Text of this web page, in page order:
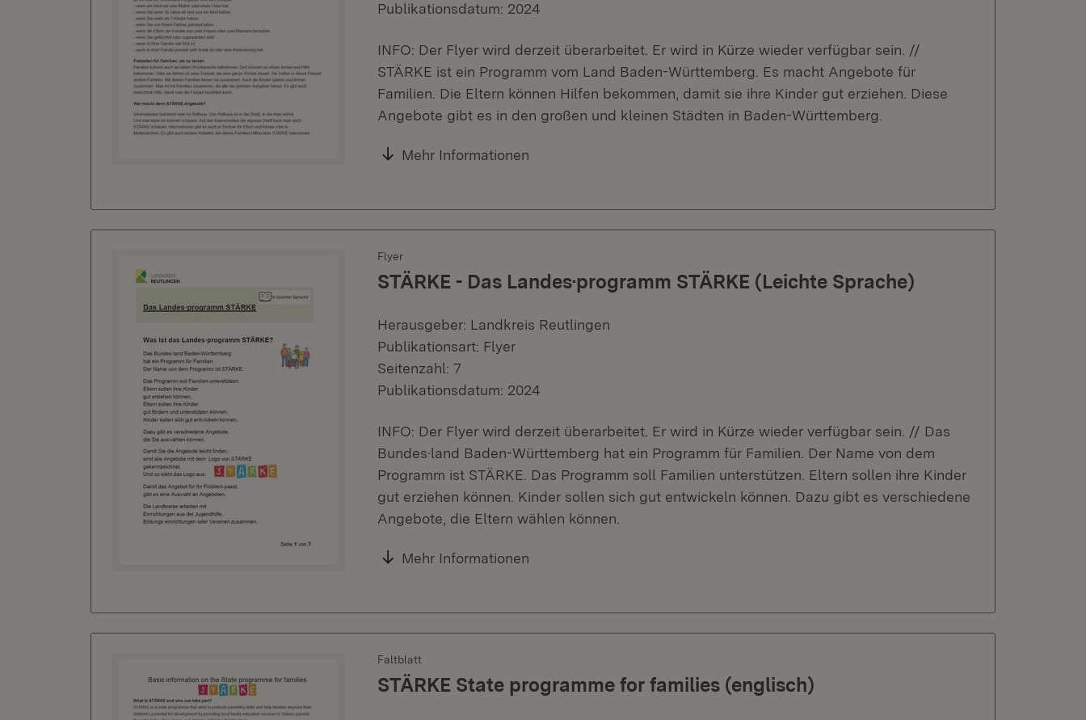
Publikationsdatum: 2024
INFO: Der Flyer wird derzeit überarbeitet. Er wird in Kürze wieder verfügbar sein. //
STÄRKE ist ein Programm vom Land Baden-Württemberg. Es macht Angebote für
Familien. Die Eltern können Hilfen bekommen, damit sie ihre Kinder gut erziehen. Diese
Angebote gibt es in den großen und kleinen Städten in Baden-Württemberg.
Mehr Informationen
Flyer
STÄRKE - Das Landes·programm STÄRKE (Leichte Sprache)
Herausgeber: Landkreis Reutlingen
Publikationsart: Flyer
Seitenzahl: 7
Publikationsdatum: 2024
INFO: Der Flyer wird derzeit überarbeitet. Er wird in Kürze wieder verfügbar sein. // Das
Bundes·land Baden-Württemberg hat ein Programm für Familien. Der Name von dem
Programm ist STÄRKE. Das Programm soll Familien unterstützen. Eltern sollen ihre Kinder
gut erziehen können. Kinder sollen sich gut entwickeln können. Dazu gibt es verschiedene
Angebote, die Eltern wählen können.
Mehr Informationen
Faltblatt
STÄRKE State programme for families (englisch)